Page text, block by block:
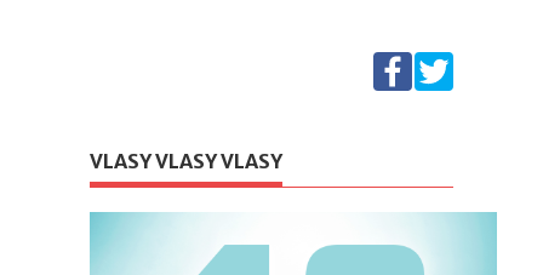
VLASY VLASY VLASY